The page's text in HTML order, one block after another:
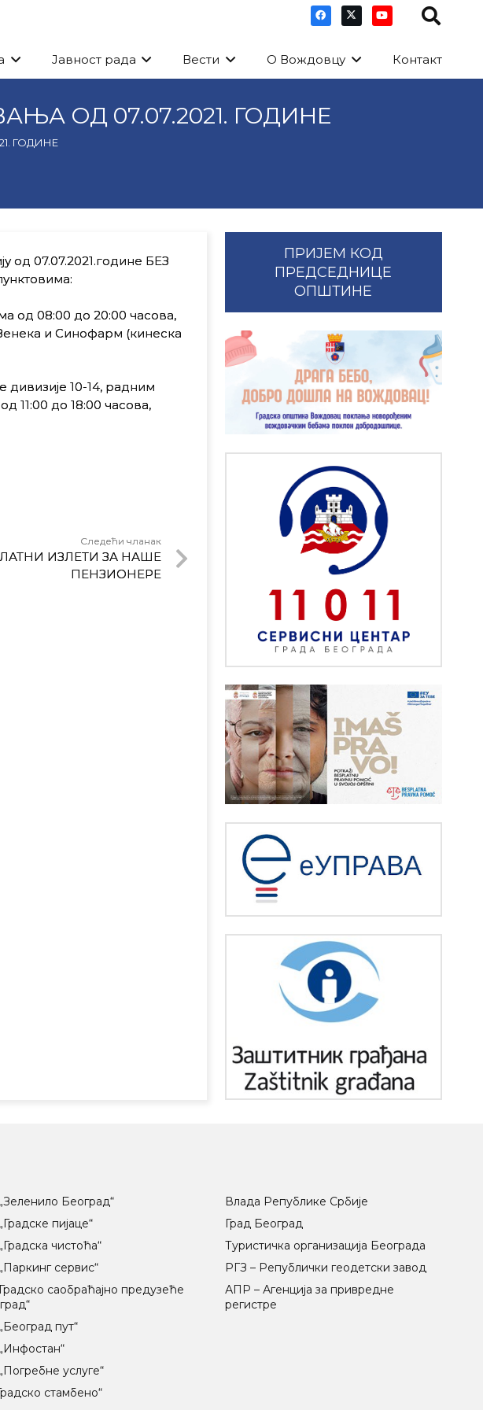
Јавност рада Вести О Вождовцу Контакт
ОД 07.07.2021. ГОДИНЕ
ГОДИНЕ
од 07.07.2021.године БЕЗ
од 08:00 до 20:00 часова,
и Синофарм (кинеска
дивизије 10-14, радним
11:00 до 18:00 часова,
Следећи чланак
ИЗЛЕТИ ЗА НАШЕ
ПЕНЗИОНЕРЕ
ПРИЈЕМ КОД
ПРЕДСЕДНИЦЕ
ОПШТИНЕ
Београд“
пијаце“
чистоћа“
сервис“
саобраћајно предузеће
пут“
услуге“
стамбено“
Влада Републике Србије
Град Београд
Туристичка организација Београда
РГЗ – Републички геодетски завод
АПР – Агенција за привредне
регистре